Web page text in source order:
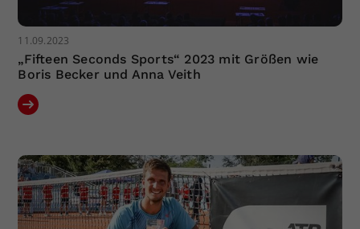
11.09.2023
„Fifteen Seconds Sports“ 2023 mit Größen wie
Boris Becker und Anna Veith